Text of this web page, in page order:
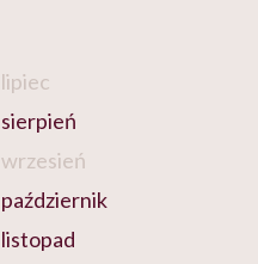
lipiec
sierpień
wrzesień
październik
listopad